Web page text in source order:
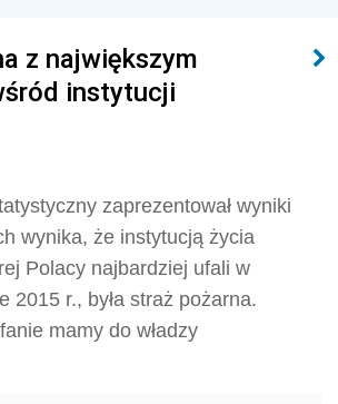
z największym
instytucji
zaprezentował wyniki
wynika, że instytucją życia
Polacy najbardziej ufali w
2015 r., była straż pożarna.
mamy do władzy